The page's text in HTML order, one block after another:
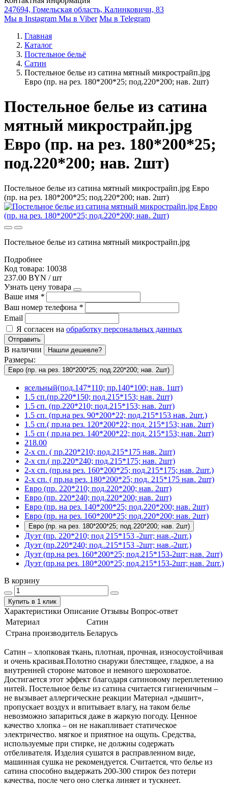
247694, Гомельская область, Калинковичи, 83
Мы в Instagram Мы в Viber Мы в Telegram
Главная
Каталог
Постельное бельё
Сатин
Постельное белье из сатина мятный микрострайп.jpg
Евро (пр. на рез. 180*200*25; под.220*200; нав. 2шт)
Постельное белье из сатина
мятный микрострайп.jpg
Евро (пр. на рез. 180*200*25;
под.220*200; нав. 2шт)
Постельное белье из сатина мятный микрострайп.jpg Евро
(пр. на рез. 180*200*25; под.220*200; нав. 2шт)
Постельное белье из сатина мятный микрострайп.jpg
Подробнее
Код товара: 10038
237.00 BYN / шт
Узнать цену товара
Ваше имя *
Ваш номер телефона *
Email
Я согласен на обработку персональных данных
Отправить
В наличии Нашли дешевле?
Размеры:
Евро (пр. на рез. 180*200*25; под.220*200; нав. 2шт)
ясельный(под.147*110; пр.140*100; нав. 1шт)
1.5 сп.(пр.220*150; под.215*153; нав. 2шт)
1.5 сп. (пр.220*210; под.215*153; нав. 2шт)
1.5 сп. (пр.на рез. 90*200*22; под.215*153 нав. 2шт.)
1.5 сп.( пр.на рез. 120*200*22; под. 215*153; нав. 2шт)
1.5 сп ( пр.на рез. 140*200*22; под. 215*153; нав. 2шт)
218.00
2-х сп. ( пр.220*210; под.215*175 нав. 2шт)
2-х сп.( пр.220*240; под.215*175; нав. 2шт)
2-х сп. (пр.на рез. 160*200*25; под.215*175; нав. 2шт.)
2-х сп. ( пр.на рез. 180*200*25; под. 215*175 нав. 2шт)
Евро (пр. 220*210; под.220*200; нав. 2шт)
Евро (пр. 220*240; под.220*200; нав. 2шт)
Евро (пр. на рез. 140*200*25; под.220*200; нав. 2шт)
Евро (пр. на рез. 160*200*25; под.220*200; нав. 2шт)
Евро (пр. на рез. 180*200*25; под.220*200; нав. 2шт)
Дуэт (пр. 220*210; под 215*153 -2шт; нав.-2шт.)
Дуэт (пр.220*240; под..215*153 -2шт; нав.-2шт.)
Дуэт (пр.на рез. 160*200*25; под.215*153-2шт; нав. 2шт)
Дуэт (пр.на рез. 180*200*25; под.215*153-2шт; нав. 2шт.)
В корзину
Купить в 1 клик
Характеристики Описание Отзывы Вопрос-ответ
Материал
Сатин
Страна производитель Беларусь
Сатин – хлопковая ткань, плотная, прочная, износоустойчивая
и очень красивая.Полотно снаружи блестящее, гладкое, а на
внутренней стороне матовое и немного шероховатое.
Достигается этот эффект благодаря сатиновому переплетению
нитей. Постельное белье из сатина считается гигиеничным –
не вызывает аллергические реакции Материал «дышит»,
пропускает воздух и впитывает влагу, на таком белье
невозможно запариться даже в жаркую погоду. Ценное
качество хлопка – он не накапливает статическое
электричество. мягкое и приятное на ощупь. Средства,
используемые при стирке, не должны содержать
отбеливателя. Изделия сушатся в расправленном виде,
машинная сушка не рекомендуется. Считается, что белье из
сатина способно выдержать 200-300 стирок без потери
качества, после чего оно слегка линяет и тускнеет.